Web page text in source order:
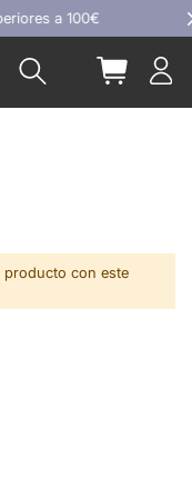
a 100€
Buscar Mi
con este